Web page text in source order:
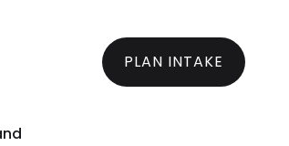
PLAN INTAKE